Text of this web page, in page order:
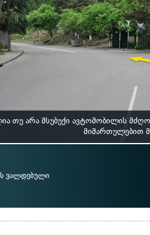
თუ არა მსუბუქი ავტომობილის
მიმართულებით
ვალდებული